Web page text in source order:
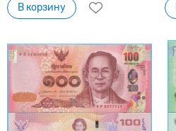
В корзину